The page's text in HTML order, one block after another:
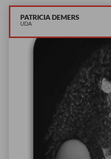
PATRICIA DEMERS
UDA